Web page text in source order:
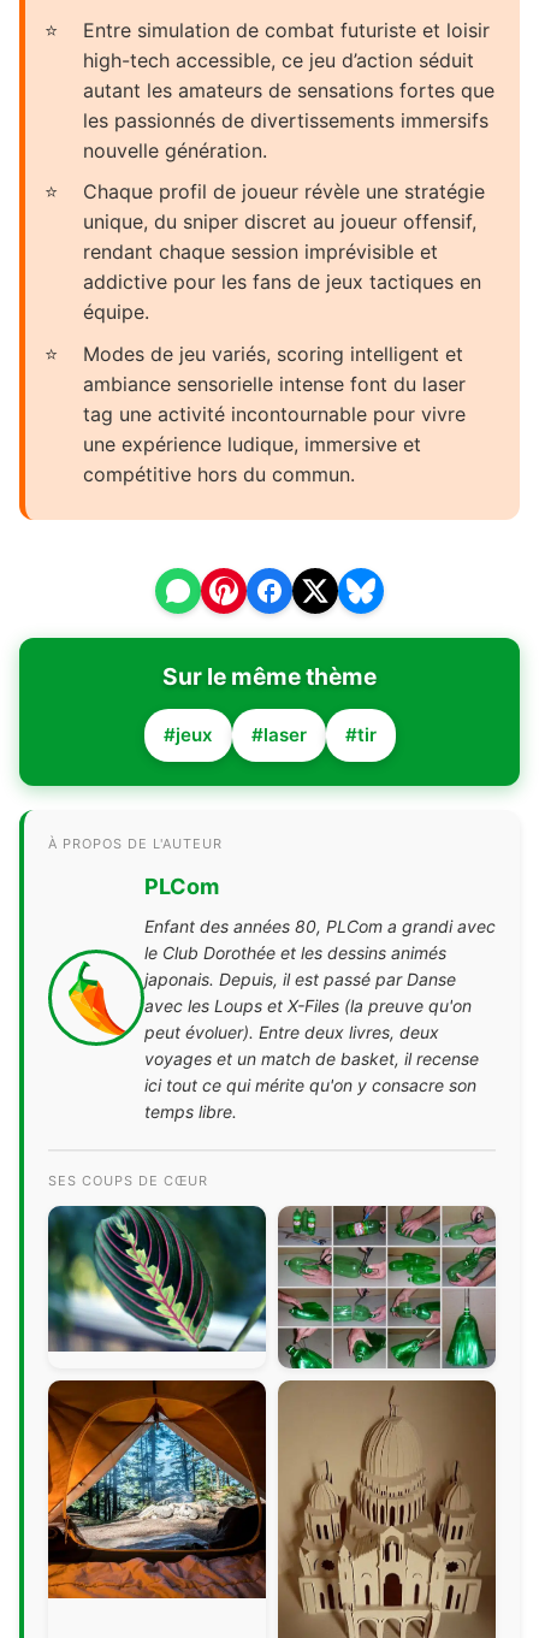
Entre simulation de combat futuriste et loisir
high-tech accessible, ce jeu d’action séduit
autant les amateurs de sensations fortes que
les passionnés de divertissements immersifs
nouvelle génération.
Chaque profil de joueur révèle une stratégie
unique, du sniper discret au joueur offensif,
rendant chaque session imprévisible et
addictive pour les fans de jeux tactiques en
équipe.
Modes de jeu variés, scoring intelligent et
ambiance sensorielle intense font du laser
tag une activité incontournable pour vivre
une expérience ludique, immersive et
compétitive hors du commun.
Sur le même thème
#jeux #laser #tir
À PROPOS DE L'AUTEUR
PLCom
Enfant des années 80, PLCom a grandi avec
le Club Dorothée et les dessins animés
japonais. Depuis, il est passé par Danse
avec les Loups et X-Files (la preuve qu'on
peut évoluer). Entre deux livres, deux
voyages et un match de basket, il recense
ici tout ce qui mérite qu'on y consacre son
temps libre.
SES COUPS DE CŒUR